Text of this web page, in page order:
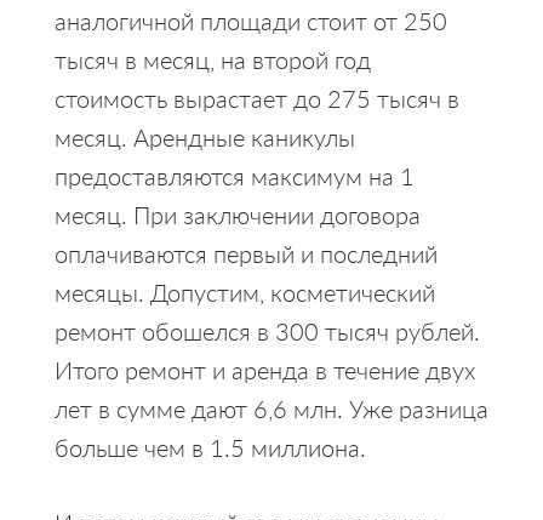
аналогичной площади стоит от 250
тысяч в месяц, на второй год
стоимость вырастает до 275 тысяч в
месяц. Арендные каникулы
предоставляются максимум на 1
месяц. При заключении договора
оплачиваются первый и последний
месяцы. Допустим, косметический
ремонт обошелся в 300 тысяч рублей.
Итого ремонт и аренда в течение двух
лет в сумме дают 6,6 млн. Уже разница
больше чем в 1.5 миллиона.